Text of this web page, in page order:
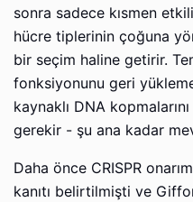
sonra sadece kısmen
hücre tiplerinin çoğuna
bir seçim haline getirir.
fonksiyonunu geri
kaynaklı DNA
gerekir - şu ana kadar
Daha önce CRISPR
kanıtı belirtilmişti ve